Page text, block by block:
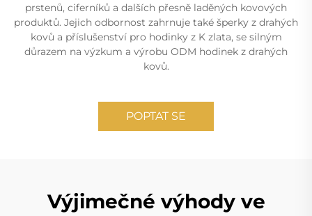
prstenů, ciferníků a dalších přesně laděných kovových
produktů. Jejich odbornost zahrnuje také šperky z drahých
kovů a příslušenství pro hodinky z K zlata, se silným
důrazem na výzkum a výrobu ODM hodinek z drahých
kovů.
POPTAT SE
Výjimečné výhody ve